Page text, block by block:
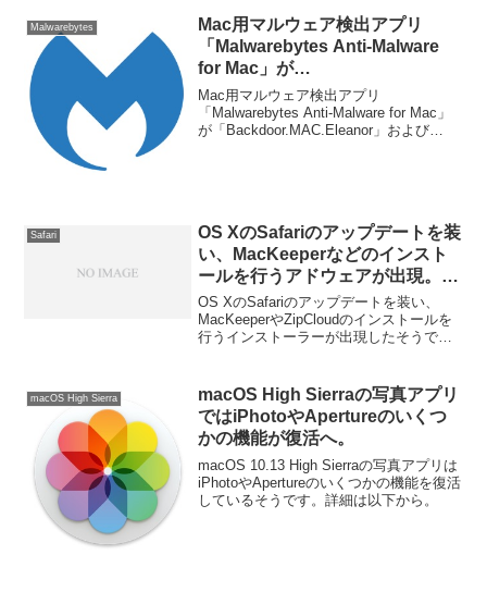
Malwarebytes
Mac用マルウェア検出アプリ
「Malwarebytes Anti-Malware
for Mac」が
「Backdoor.MAC.Eleanor」およ
び「OSX/Keydnap」に対応。
Mac用マルウェア検出アプリ
「Malwarebytes Anti-Malware for Mac」
が「Backdoor.MAC.Eleanor」および
Safari
OS XのSafariのアップデートを装
い、MacKeeperなどのインスト
ールを行うアドウェアが出現。最
新のSafariを強制的にインストー
ルしOSの再インストールが必要
な場合も。
OS XのSafariのアップデートを装い、
MacKeeperやZipCloudのインストールを
行うインストーラーが出現したそうで
macOS High Sierra
macOS High Sierraの写真アプリ
ではiPhotoやApertureのいくつ
かの機能が復活へ。
macOS 10.13 High Sierraの写真アプリは
iPhotoやApertureのいくつかの機能を復活
しているそうです。詳細は以下から。